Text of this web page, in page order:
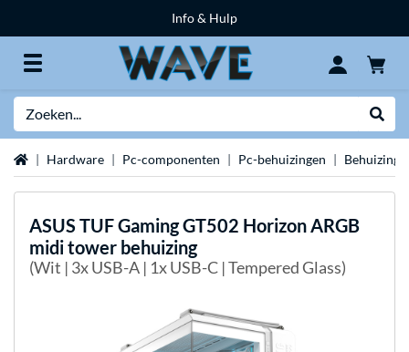
Info & Hulp
Home Hardware Pc-componenten Pc-behuizingen Behuizing
ASUS TUF Gaming GT502 Horizon ARGB
midi tower behuizing
(Wit | 3x USB-A | 1x USB-C | Tempered Glass)